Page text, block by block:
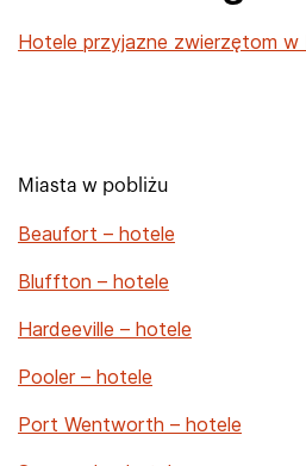
Hotele przyjazne zwierzętom w
Miasta w pobliżu
Beaufort – hotele
Bluffton – hotele
Hardeeville – hotele
Pooler – hotele
Port Wentworth – hotele